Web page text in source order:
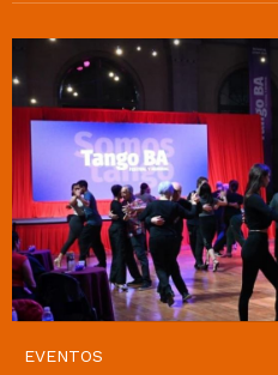
EVENTOS